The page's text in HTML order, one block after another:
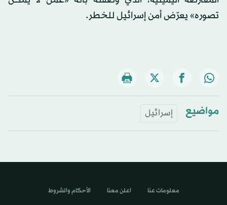
تصوره» يعرّض أمن إسرائيل للخطر.
مواضيع إسرائيل
معلومات عنا اعلن معنا الأحكام والشروط